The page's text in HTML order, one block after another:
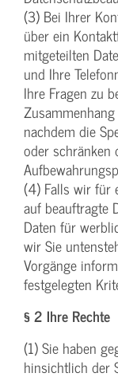
(3) Bei Ihrer
über ein
mitgeteilten
und Ihre
Ihre Fragen zu
nachdem die
oder schränken
(4) Falls wir für
auf beauftragte
Daten für
wir Sie
Vorgänge
festgelegten
§ 2 Ihre Rechte
(1) Sie haben
hinsichtlich der